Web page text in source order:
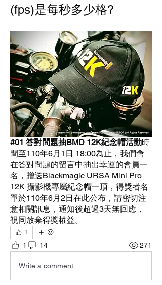
(fps)是每秒多少格?
#01 答對問題抽BMD 12K紀念帽活動時
間至110年6月1日 18:00為止 ，我們會
在答對問題的留言中抽出幸運的會員一
名，贈送Blackmagic URSA Mini Pro
12K 攝影機專屬紀念帽一頂，得獎者名
單於110年6月2日在此公布，請密切注
意相關訊息，通知後超過3天無回應，
視同放棄得獎權益。
1
1 14 271
Write a comment...